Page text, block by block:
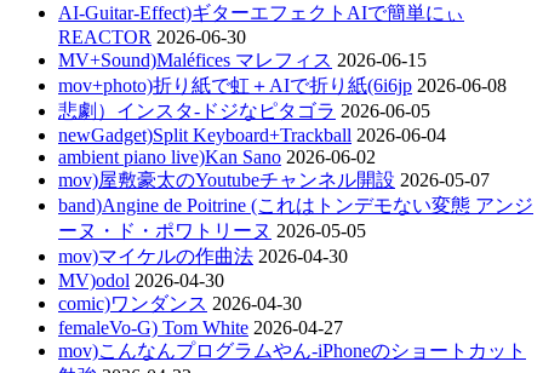
AI-Guitar-Effect)ギターエフェクトAIで簡単にぃ
REACTOR 2026-06-30
MV+Sound)Maléfices マレフィス 2026-06-15
mov+photo)折り紙で虹＋AIで折り紙(6i6jp 2026-06-08
悲劇）インスタ-ドジなピタゴラ 2026-06-05
newGadget)Split Keyboard+Trackball 2026-06-04
ambient piano live)Kan Sano 2026-06-02
mov)屋敷豪太のYoutubeチャンネル開設 2026-05-07
band)Angine de Poitrine (これはトンデモない変態 アンジ
ーヌ・ド・ポワトリーヌ 2026-05-05
mov)マイケルの作曲法 2026-04-30
MV)odol 2026-04-30
comic)ワンダンス 2026-04-30
femaleVo-G) Tom White 2026-04-27
mov)こんなんプログラムやん-iPhoneのショートカット